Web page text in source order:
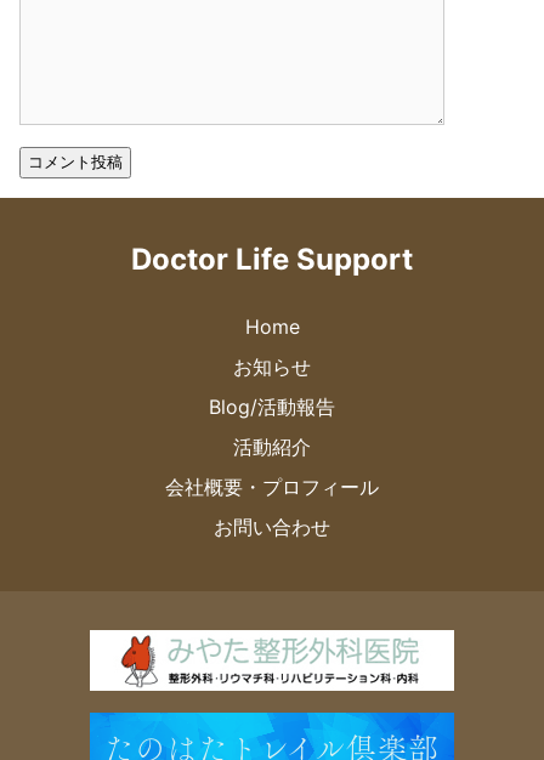
Doctor Life Support
Home
お知らせ
Blog/活動報告
活動紹介
会社概要・プロフィール
お問い合わせ